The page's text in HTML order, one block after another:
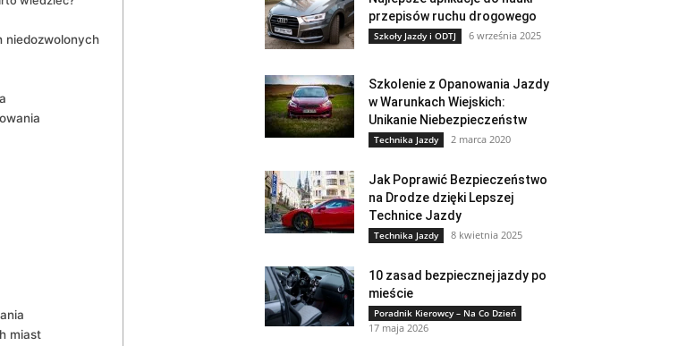
niedozwolonych
miast
przepisów ruchu drogowego
Szkoły Jazdy i ODTJ 6 września 2025
Szkolenie z Opanowania Jazdy
w Warunkach Wiejskich:
Unikanie Niebezpieczeństw
Technika Jazdy 2 marca 2020
Jak Poprawić Bezpieczeństwo
na Drodze dzięki Lepszej
Technice Jazdy
Technika Jazdy 8 kwietnia 2025
10 zasad bezpiecznej jazdy po
mieście
Poradnik Kierowcy – Na Co Dzień
17 maja 2026